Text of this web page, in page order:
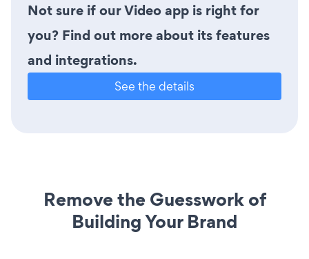
Not sure if our Video app is right for
you? Find out more about its features
and integrations.
See the details
Remove the Guesswork of
Building Your Brand